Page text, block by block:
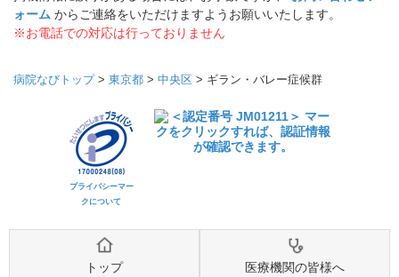
ォーム からご連絡をいただけますようお願いいたします。
※お電話での対応は行っておりません
病院なびトップ> 東京都 > 中央区 > ギラン・バレー症候群
プライバシーマー
クについて
トップ 医療機関の皆様へ